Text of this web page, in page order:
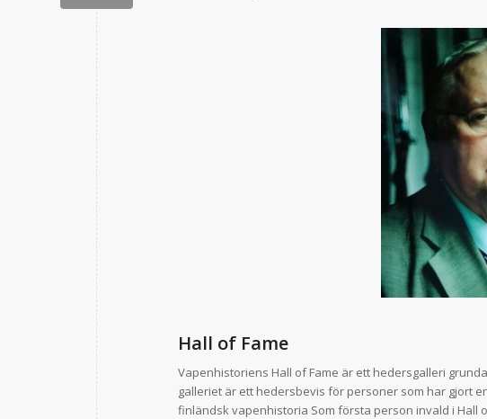
Hall of Fame
Vapenhistoriens Hall of Fame är ett hedersgalleri
galleriet är ett hedersbevis för personer som har gjort
finländsk vapenhistoria Som första person invald i Hall